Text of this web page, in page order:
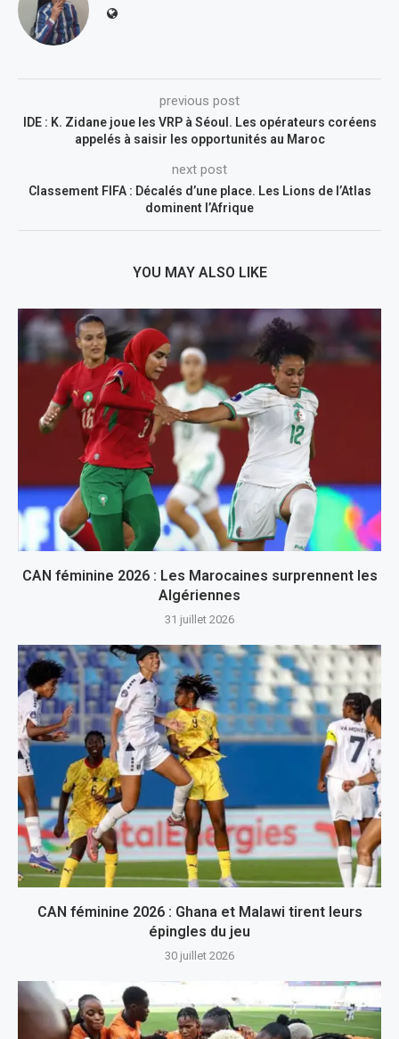
previous post
IDE : K. Zidane joue les VRP à Séoul. Les opérateurs coréens
appelés à saisir les opportunités au Maroc
next post
Classement FIFA : Décalés d’une place. Les Lions de l’Atlas
dominent l’Afrique
YOU MAY ALSO LIKE
CAN féminine 2026 : Les Marocaines surprennent les
Algériennes
31 juillet 2026
CAN féminine 2026 : Ghana et Malawi tirent leurs
épingles du jeu
30 juillet 2026